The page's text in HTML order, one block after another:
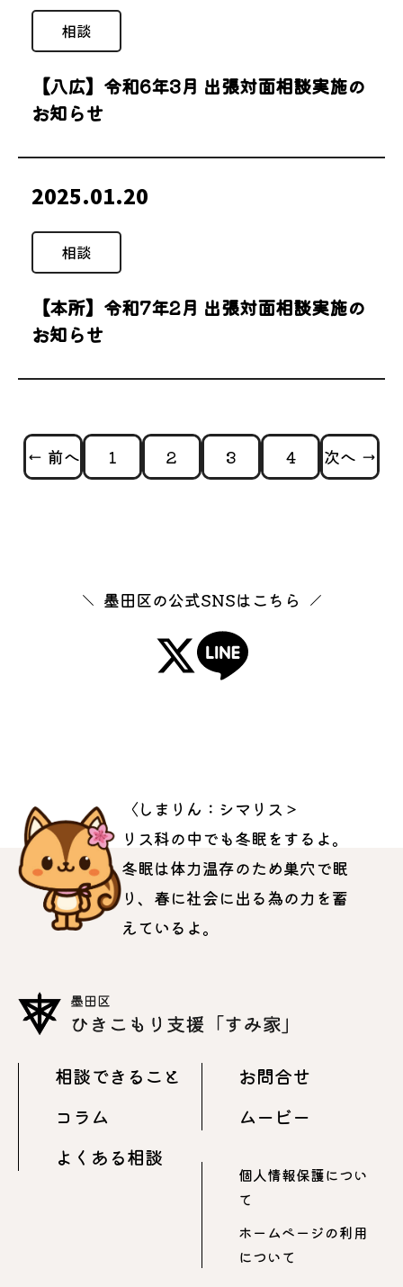
相談
【八広】令和6年3月 出張対面相談実施の
お知らせ
2025.01.20
相談
【本所】令和7年2月 出張対面相談実施の
お知らせ
← 前へ 1 2 3 4 次へ →
墨田区の公式SNSはこちら
相談できること
コラム
よくある相談
お問合せ
ムービー
個人情報保護につい
て
ホームページの利用
について
〈しまりん：シマリス＞
リス科の中でも冬眠をするよ。
冬眠は体力温存のため巣穴で眠
り、春に社会に出る為の力を蓄
えているよ。